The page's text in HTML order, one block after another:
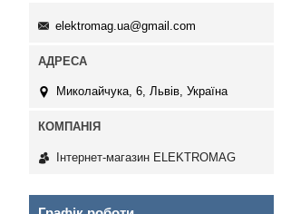
elektromag.ua@gmail.com
Миколайчука, 6, Львів, Україна
Інтернет-магазин ELEKTROMAG